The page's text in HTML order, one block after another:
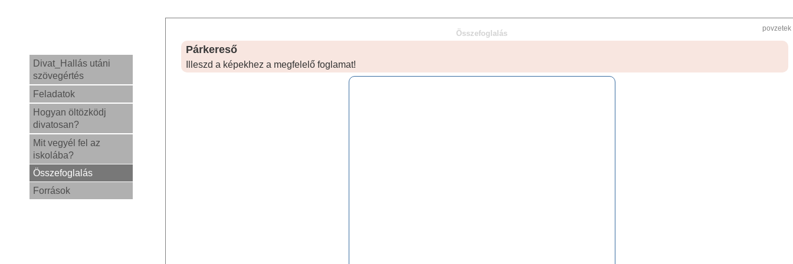
Divat_Hallás utáni
szövegértés
Feladatok
Hogyan öltözködj
divatosan?
Mit vegyél fel az
iskolába?
Összefoglalás
Források
povzetek
Összefoglalás
Párkereső
Illeszd a képekhez a megfelelő foglamat!